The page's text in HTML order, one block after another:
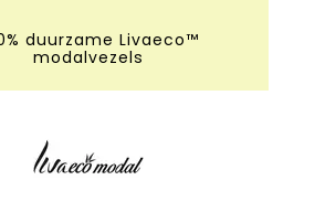
duurzame Livaeco™
modalvezels